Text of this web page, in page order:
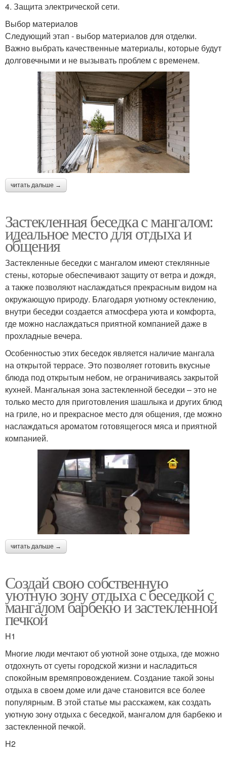
4. Защита электрической сети.
Выбор материалов
Следующий этап - выбор материалов для отделки.
Важно выбрать качественные материалы, которые будут
долговечными и не вызывать проблем с временем.
читать дальше →
Застекленная беседка с мангалом:
идеальное место для отдыха и
общения
Застекленные беседки с мангалом имеют стеклянные
стены, которые обеспечивают защиту от ветра и дождя,
а также позволяют наслаждаться прекрасным видом на
окружающую природу. Благодаря уютному остеклению,
внутри беседки создается атмосфера уюта и комфорта,
где можно наслаждаться приятной компанией даже в
прохладные вечера.
Особенностью этих беседок является наличие мангала
на открытой террасе. Это позволяет готовить вкусные
блюда под открытым небом, не ограничиваясь закрытой
кухней. Мангальная зона застекленной беседки – это не
только место для приготовления шашлыка и других блюд
на гриле, но и прекрасное место для общения, где можно
наслаждаться ароматом готовящегося мяса и приятной
компанией.
читать дальше →
Создай свою собственную
уютную зону отдыха с беседкой с
мангалом барбекю и застекленной
печкой
H1
Многие люди мечтают об уютной зоне отдыха, где можно
отдохнуть от суеты городской жизни и насладиться
спокойным времяпровождением. Создание такой зоны
отдыха в своем доме или даче становится все более
популярным. В этой статье мы расскажем, как создать
уютную зону отдыха с беседкой, мангалом для барбекю и
застекленной печкой.
H2